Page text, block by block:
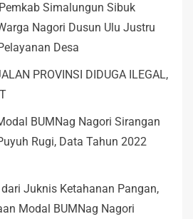
Simalungun Sibuk
Nagori Dusun Ulu Justru
Desa
PROVINSI DIDUGA ILEGAL,
BUMNag Nagori Sirangan
Rugi, Data Tahun 2022
Juknis Ketahanan Pangan,
Modal BUMNag Nagori